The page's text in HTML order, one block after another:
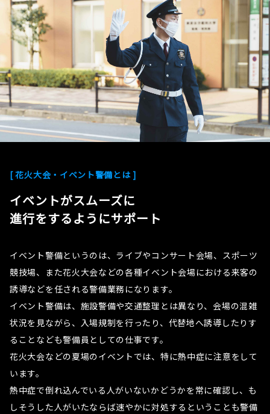
[ 花火大会・イベント警備とは ]
イベントがスムーズに
進行をするようにサポート
イベント警備というのは、ライブやコンサート会場、スポーツ
競技場、また花火大会などの各種イベント会場における来客の
誘導などを任される警備業務になります。
イベント警備は、施設警備や交通整理とは異なり、会場の混雑
状況を見ながら、入場規制を行ったり、代替地へ誘導したりす
ることなども警備員としての仕事です。
花火大会などの夏場のイベントでは、特に熱中症に注意をして
います。
熱中症で倒れ込んでいる人がいないかどうかを常に確認し、も
しそうした人がいたならば速やかに対処するということも警備